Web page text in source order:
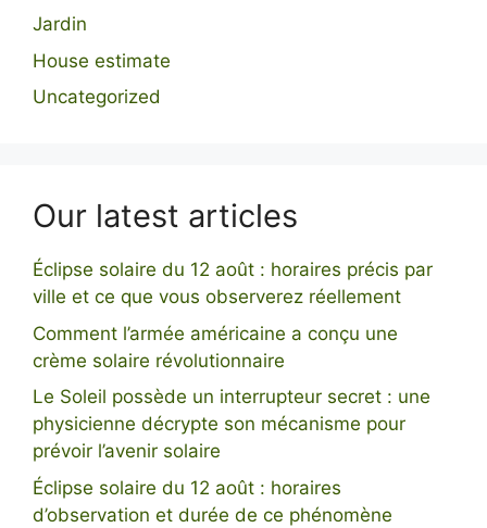
Jardin
House estimate
Uncategorized
Our latest articles
Éclipse solaire du 12 août : horaires précis par
ville et ce que vous observerez réellement
Comment l’armée américaine a conçu une
crème solaire révolutionnaire
Le Soleil possède un interrupteur secret : une
physicienne décrypte son mécanisme pour
prévoir l’avenir solaire
Éclipse solaire du 12 août : horaires
d’observation et durée de ce phénomène